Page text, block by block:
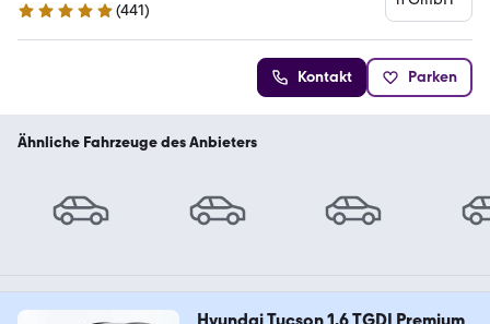
4.9 Sterne
(441)
Kontakt Parken
Ähnliche Fahrzeuge des Anbieters